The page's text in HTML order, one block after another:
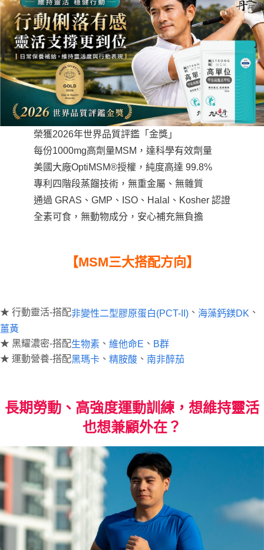
「AFTEE先享後付」，若未經同意申辦者引起之損失，本公司不負相關責
任。
４．使用「AFTEE先享後付」時，將依據個別帳號之用戶狀況，依本公司即
時審查核予不同之上限額度；若仍有額度不足之情形，本公司將視審查結果
請求用戶進行身份認證。
５．嚴禁一人註冊多個帳號或使用他人資訊註冊。若發現惡意使用之情形，
恩沛科技股份有限公司將有權停止該用戶之使用額度並採取法律行動。
榮獲2026年世界品質評鑑「金獎」
每份1000mg高劑量MSM，達科學有效劑量
美國大廠OptiMSM®授權，純度高達 99.8%
專利四階段蒸餾技術，無重金屬、無雜質
通過 GRAS、GMP、ISO、Halal、Kosher 認證
全素可食，無動物成分，安心補充無負擔
【MSM三大搭配方向】
★ 行動靈活-搭配非變性二型膠原蛋白(PCT-II) 、 海藻鈣鎂DK 、
薑黃
★ 黑耀濃密-搭配生物素 、 維他命E 、 B群
★ 運動營養-搭配黑瑪卡 、 精胺酸 、 南非醉茄
長期勞動、高強度運動訓練，想維持靈活
也想兼顧外在？